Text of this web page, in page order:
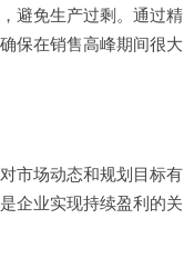
避免生产过剩。通过精
保在销售高峰期间很大
市场动态和规划目标有
企业实现持续盈利的关